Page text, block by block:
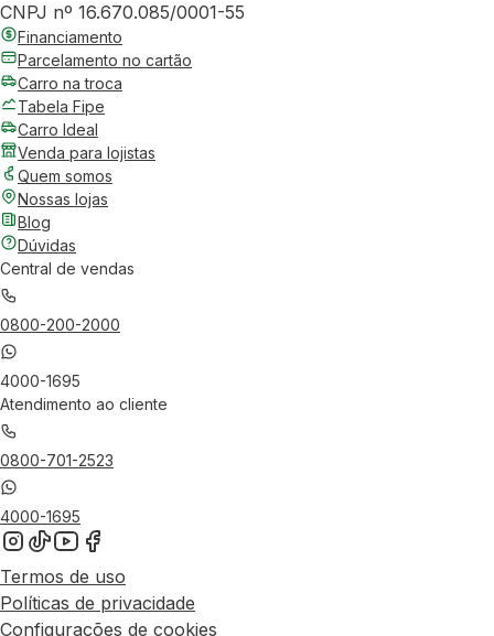
CNPJ nº 16.670.085/0001-55
Financiamento
Parcelamento no cartão
Carro na troca
Tabela Fipe
Carro Ideal
Venda para lojistas
Quem somos
Nossas lojas
Blog
Dúvidas
Central de vendas
0800-200-2000
4000-1695
Atendimento ao cliente
0800-701-2523
4000-1695
Termos de uso
Políticas de privacidade
Configurações de cookies